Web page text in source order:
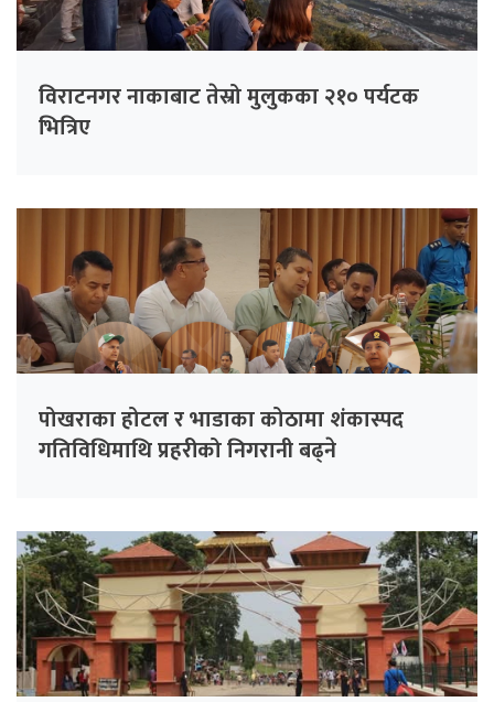
विराटनगर नाकाबाट तेस्रो मुलुकका २१० पर्यटक
भित्रिए
पोखराका होटल र भाडाका कोठामा शंकास्पद
गतिविधिमाथि प्रहरीको निगरानी बढ्ने